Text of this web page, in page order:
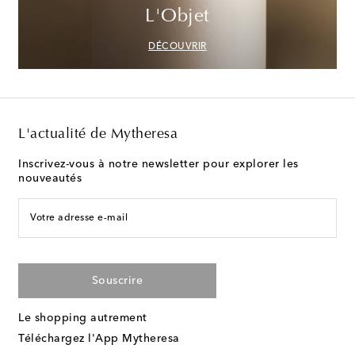
L'Objet
DÉCOUVRIR
L'actualité de Mytheresa
Inscrivez-vous à notre newsletter pour explorer les
nouveautés
Votre adresse e-mail
Souscrire
Le shopping autrement
Téléchargez l'App Mytheresa